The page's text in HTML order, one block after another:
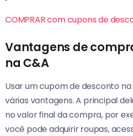
COMPRAR com cupons de
Vantagens de
na C&A
Usar um cupom de desconto
várias vantagens. A principal
no valor final da compra, por
você pode adquirir roupas,